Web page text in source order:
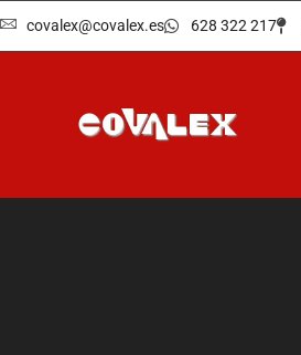
covalex@covalex.es 628 322 217